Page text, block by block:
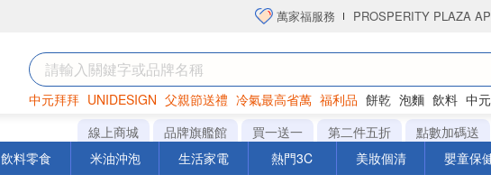
萬家福服務 PROSPERITY PLAZA
中元拜拜 UNIDESIGN 父親節送禮 冷氣最高省萬 福利品 餅乾 泡麵 飲料 中
罐頭 海苔 洋芋片
線上商城 品牌旗艦館 買一送一 第二件五折 點數加碼送
飲料零食 米油沖泡 生活家電 熱門3C 美妝個清 嬰童保